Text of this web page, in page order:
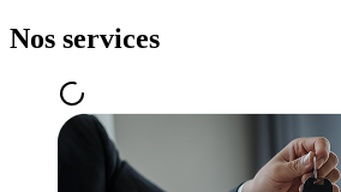
Nos services